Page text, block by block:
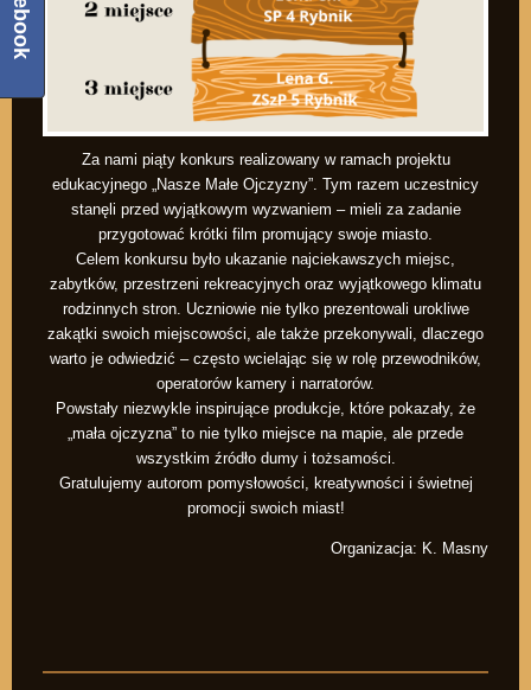
Za nami piąty konkurs realizowany w ramach projektu
edukacyjnego „Nasze Małe Ojczyzny”. Tym razem uczestnicy
stanęli przed wyjątkowym wyzwaniem – mieli za zadanie
przygotować krótki film promujący swoje miasto.
Celem konkursu było ukazanie najciekawszych miejsc,
zabytków, przestrzeni rekreacyjnych oraz wyjątkowego klimatu
rodzinnych stron. Uczniowie nie tylko prezentowali urokliwe
zakątki swoich miejscowości, ale także przekonywali, dlaczego
warto je odwiedzić – często wcielając się w rolę przewodników,
operatorów kamery i narratorów.
Powstały niezwykle inspirujące produkcje, które pokazały, że
„mała ojczyzna” to nie tylko miejsce na mapie, ale przede
wszystkim źródło dumy i tożsamości.
Gratulujemy autorom pomysłowości, kreatywności i świetnej
promocji swoich miast!
Organizacja: K. Masny